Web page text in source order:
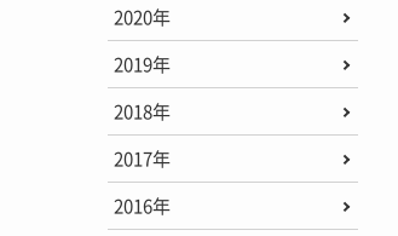
2020年
2019年
2018年
2017年
2016年